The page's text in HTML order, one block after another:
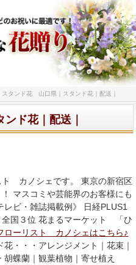
スタンド花 山口県｜スタンド花｜配送｜
ド花｜配送｜
カノシェです。 東京の新宿区
マスコミや芸能界のお客様にも
ビ・雑誌掲載例》 日経PLUS1
全国３位 花まるマーケット 「ひ
ーリスト カノシェはこちら♪
・・・アレンジメント｜花束｜
胡蝶蘭｜観葉植物｜寄せ植え